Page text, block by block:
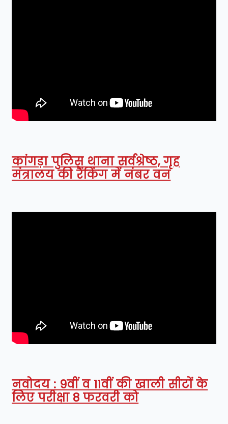
कांगड़ा पुलिस थाना सर्वश्रेष्ठ, गृह
मंत्रालय की रैंकिंग में नंबर वन
नवोदय : 9वीं व 11वीं की खाली सीटों के
लिए परीक्षा 8 फरवरी को